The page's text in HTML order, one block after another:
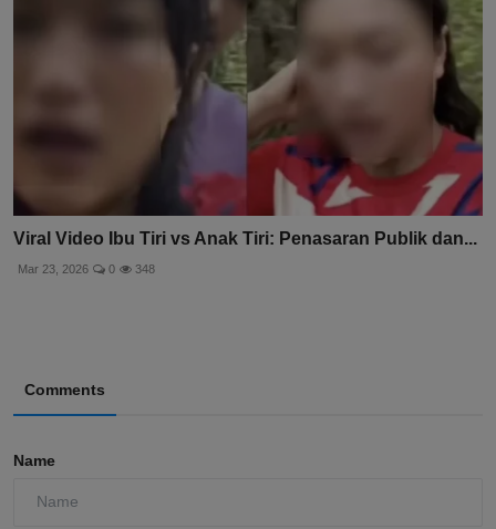
Viral Video Ibu Tiri vs Anak Tiri: Penasaran Publik dan...
Mar 23, 2026 0 348
Comments
Name